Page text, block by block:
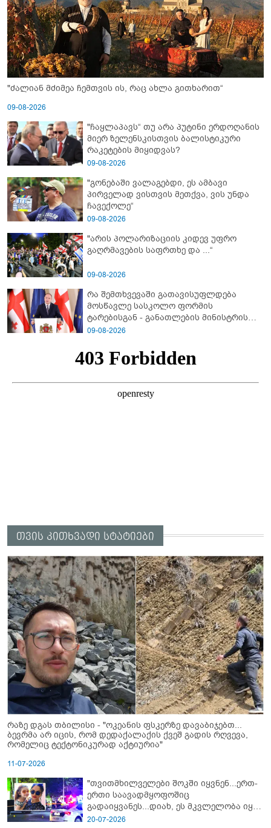
"ძალიან მძიმეა ჩემთვის ის, რაც ახლა გითხარით“
09-08-2026
"ჩაყლაპავს“ თუ არა პუტინი ერდოღანის
მიერ ზელენსკისთვის ბალისტიკური
რაკეტების მიყიდვას?
09-08-2026
"გონებაში ვალაგებდი, ეს ამბავი
პირველად ვისთვის მეთქვა, ვის უნდა
ჩავექოლე“
09-08-2026
"არის პოლარიზაციის კიდევ უფრო
გაღრმავების საფრთხე და ...“
09-08-2026
რა შემთხვევაში გათავისუფლდება
მოსწავლე სასკოლო ფორმის
ტარებისგან - განათლების მინისტრის
განმარტება
09-08-2026
თვის კითხვადი სტატიები
რაზე დგას თბილისი - "ოკეანის ფსკერზე დავაბიჯებთ...
ბევრმა არ იცის, რომ დედაქალაქის ქვეშ გადის რღვევა,
რომელიც ტექტონიკურად აქტიურია"
11-07-2026
"თვითმხილველები შოკში იყვნენ...ერთ-
ერთი საავადმყოფოშიც
გადაიყვანეს...დიახ, ეს მკვლელობა იყო"
- გორში დატრიალებული ტრაგედიის
20-07-2026